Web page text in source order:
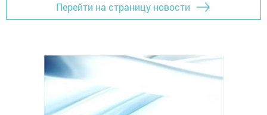
Перейти на страницу новости